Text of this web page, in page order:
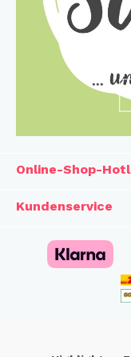
Online-Shop-
Kundenservice